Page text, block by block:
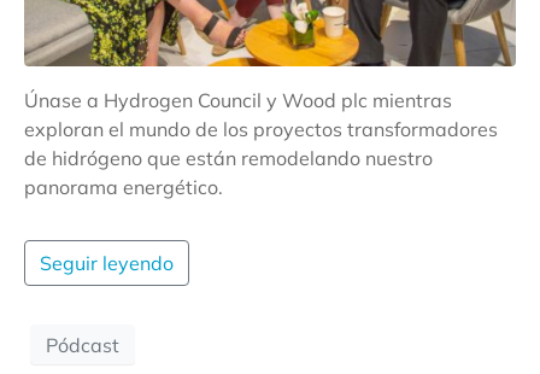
Únase a Hydrogen Council y Wood plc mientras
exploran el mundo de los proyectos transformadores
de hidrógeno que están remodelando nuestro
panorama energético.
Seguir leyendo
Pódcast